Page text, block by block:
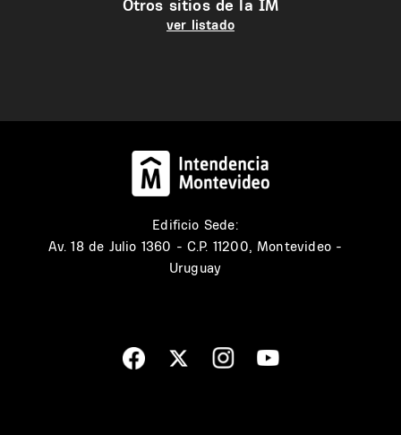
Otros sitios de la IM
ver listado
Edificio Sede:
Av. 18 de Julio 1360 - C.P. 11200, Montevideo -
Uruguay